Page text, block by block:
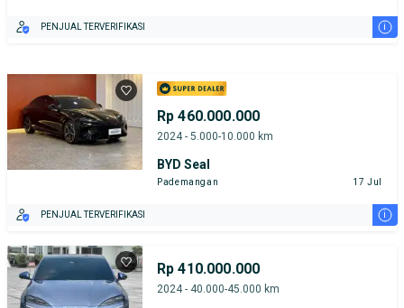
PENJUAL TERVERIFIKASI i
Rp 460.000.000
2024 - 5.000-10.000 km
BYD Seal
Pademangan 17 Jul
PENJUAL TERVERIFIKASI i
Rp 410.000.000
2024 - 40.000-45.000 km